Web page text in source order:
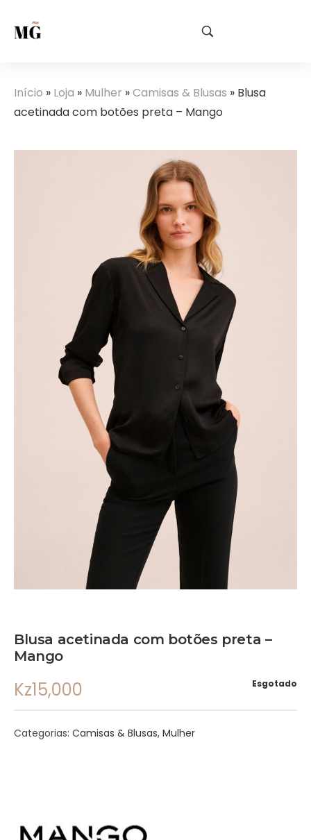
Início » Loja » Mulher »Camisas & Blusas » Blusa
acetinada com botões preta – Mango
Blusa acetinada com botões preta –
Mango
Esgotado
Kz15,000
Categorias: Camisas & Blusas, Mulher